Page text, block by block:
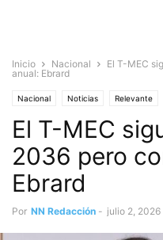
Inicio Nacional
El T-MEC
anual: Ebrard
Nacional Noticias Relevante
El T-MEC
2036 pero
Ebrard
Por NN Redacción - julio 2, 2026